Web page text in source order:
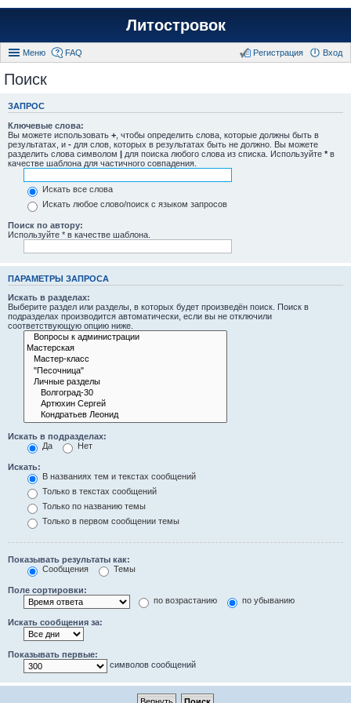
Литостровок
Меню FAQ Вход
Регистрация
Поиск
ЗАПРОС
Ключевые слова:
Вы можете использовать + , чтобы определить слова, которые должны быть в
результатах, и - для слов, которых в результатах быть не должно. Вы можете
разделить слова символом | для поиска любого слова из списка. Используйте * в
качестве шаблона для частичного совпадения.
Искать все слова
Искать любое слово/поиск с языком запросов
Поиск по автору:
Используйте * в качестве шаблона.
ПАРАМЕТРЫ ЗАПРОСА
Искать в разделах:
Выберите раздел или разделы, в которых будет произведён поиск. Поиск в
подразделах производится автоматически, если вы не отключили
соответствующую опцию ниже.
Искать в подразделах:
Да
Нет
Искать:
В названиях тем и текстах сообщений
Только в текстах сообщений
Только по названию темы
Только в первом сообщении темы
Показывать результаты как:
Сообщения
Темы
Поле сортировки:
по возрастанию
по убыванию
Искать сообщения за:
Показывать первые:
символов сообщений